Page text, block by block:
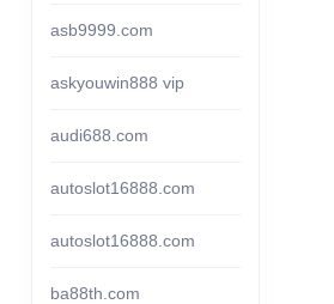
asb9999.com
askyouwin888 vip
audi688.com
autoslot16888.com
autoslot16888.com
ba88th.com